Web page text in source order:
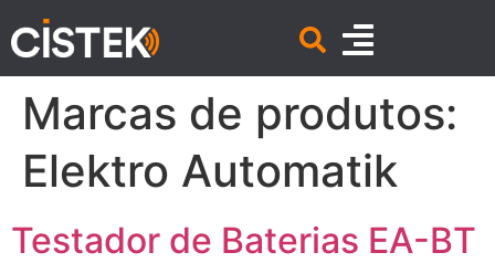
Marcas de produtos:
Elektro Automatik
Testador de Baterias EA-BT